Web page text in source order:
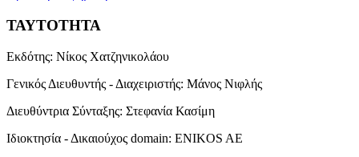
ΤΑΥΤΟΤΗΤΑ
Εκδότης: Νίκος Χατζηνικολάου
Γενικός Διευθυντής - Διαχειριστής: Μάνος Νιφλής
Διευθύντρια Σύνταξης: Στεφανία Κασίμη
Ιδιοκτησία - Δικαιούχος domain: ENIKOS AE